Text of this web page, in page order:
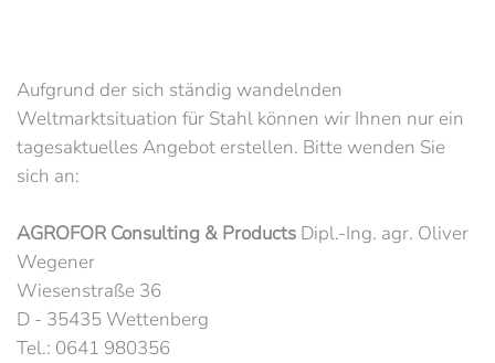
Aufgrund der sich ständig wandelnden
Weltmarktsituation für Stahl können wir Ihnen nur ein
tagesaktuelles Angebot erstellen. Bitte wenden Sie
sich an:
AGROFOR Consulting & Products Dipl.-Ing. agr. Oliver
Wegener
Wiesenstraße 36
D - 35435 Wettenberg
Tel.: 0641 980356